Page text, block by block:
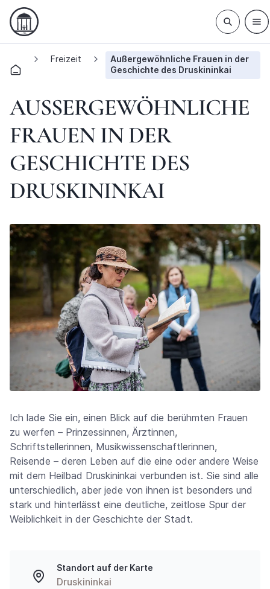
Freizeit
Außergewöhnliche Frauen in der
Geschichte des Druskininkai
AUSSERGEWÖHNLICHE F
RAUEN IN DER G
ESCHICHTE DES D
RUSKININKAI
Ich lade Sie ein, einen Blick auf die berühmten Frauen
zu werfen – Prinzessinnen, Ärztinnen,
Schriftstellerinnen, Musikwissenschaftlerinnen,
Reisende – deren Leben auf die eine oder andere Weise
mit dem Heilbad Druskininkai verbunden ist. Sie sind alle
unterschiedlich, aber jede von ihnen ist besonders und
stark und hinterlässt eine deutliche, zeitlose Spur der
Weiblichkeit in der Geschichte der Stadt.
Standort auf der Karte
Druskininkai